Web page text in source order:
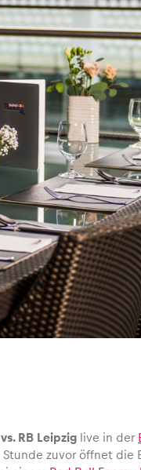
RB Leipzig live in der
zuvor öffnet die